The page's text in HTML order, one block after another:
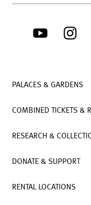
PALACES & GARDENS
COMBINED TICKETS &
RESEARCH &
DONATE & SUPPORT
RENTAL LOCATIONS